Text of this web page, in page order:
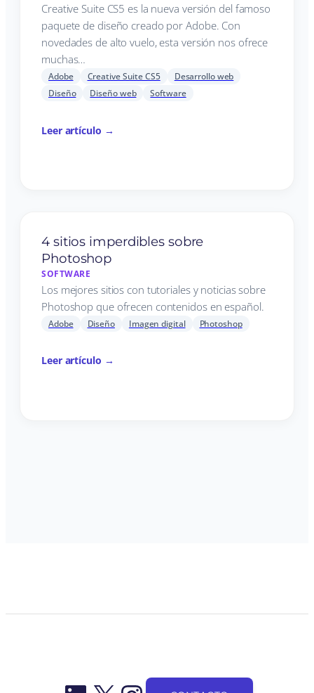
Creative Suite CS5 es la nueva versión del famoso
paquete de diseño creado por Adobe. Con
novedades de alto vuelo, esta versión nos ofrece
muchas…
Adobe Creative Suite CS5
Desarrollo web
Diseño
Diseño web Software
Leer artículo →
4 sitios imperdibles sobre
Photoshop
SOFTWARE
Los mejores sitios con tutoriales y noticias sobre
Photoshop que ofrecen contenidos en español.
Adobe Diseño Imagen digital Photoshop
Leer artículo →